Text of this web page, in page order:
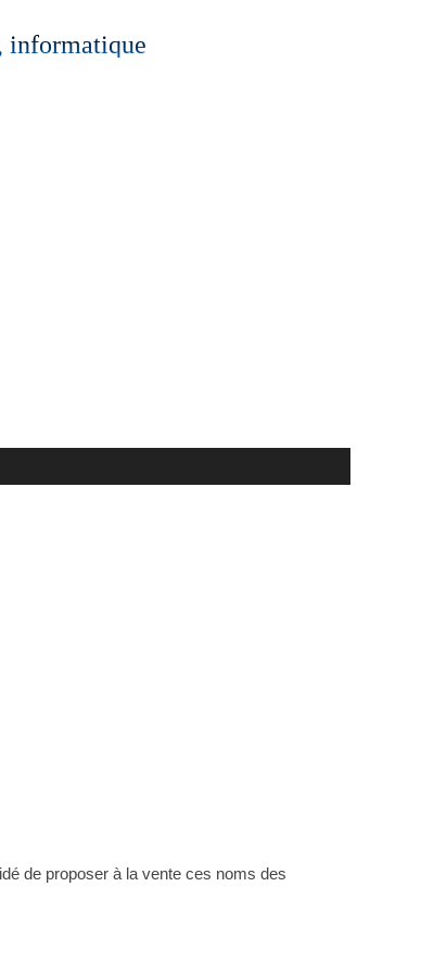
informatique
de proposer à la vente ces noms des